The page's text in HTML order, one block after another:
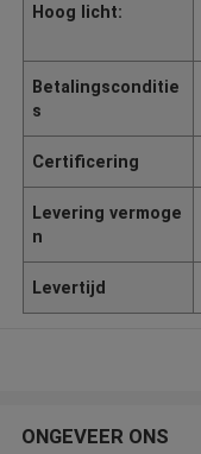
Hoog licht:
Betalingsconditie
s
Certificering
Levering vermoge
n
Levertijd
ONGEVEER ONS